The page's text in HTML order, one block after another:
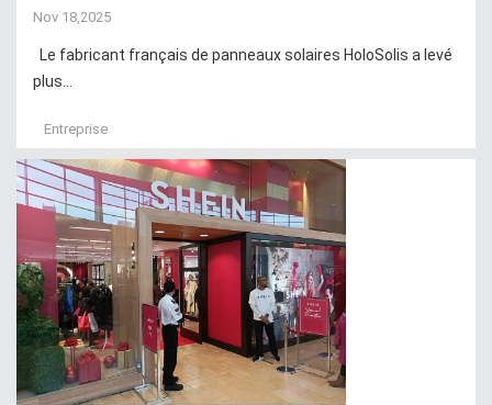
Nov 18,2025
Le fabricant français de panneaux solaires HoloSolis a levé
plus...
Entreprise